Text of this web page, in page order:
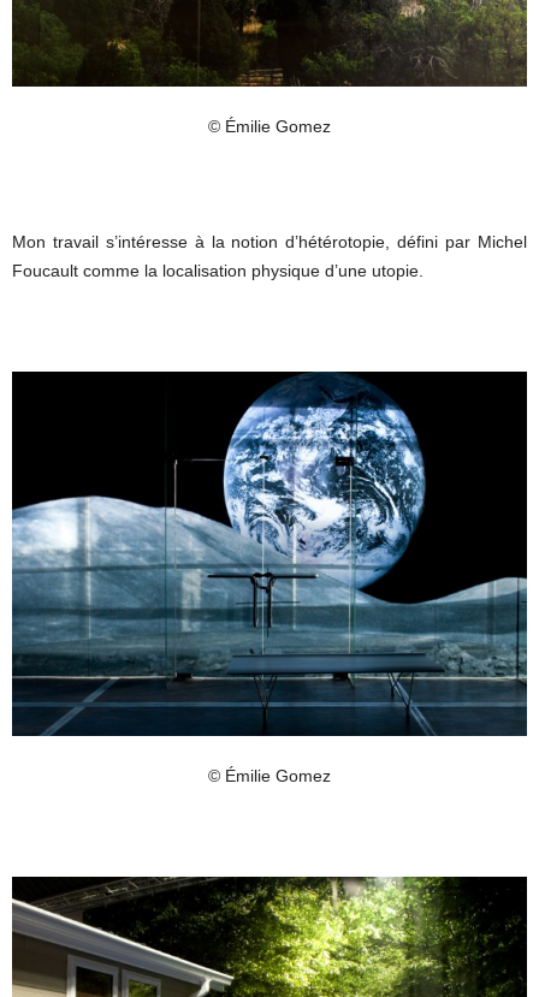
© Émilie Gomez
Mon travail s’intéresse à la notion d’hétérotopie, défini par Michel
Foucault comme la localisation physique d’une utopie.
© Émilie Gomez